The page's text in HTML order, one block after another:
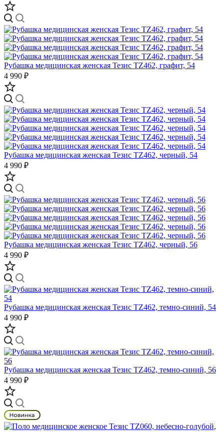
Рубашка медицинская женская Тезис TZ462, графит, 54
4 990 ₽
Рубашка медицинская женская Тезис TZ462, черный, 54
4 990 ₽
Рубашка медицинская женская Тезис TZ462, черный, 56
4 990 ₽
Рубашка медицинская женская Тезис TZ462, темно-синий, 54
4 990 ₽
Рубашка медицинская женская Тезис TZ462, темно-синий, 56
4 990 ₽